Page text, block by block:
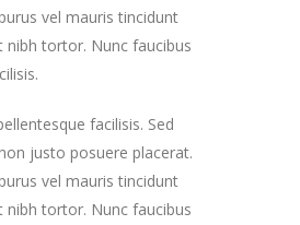
vel mauris tincidunt
nibh tortor. Nunc faucibus
facilisis. Sed
justo posuere placerat.
vel mauris tincidunt
nibh tortor. Nunc faucibus